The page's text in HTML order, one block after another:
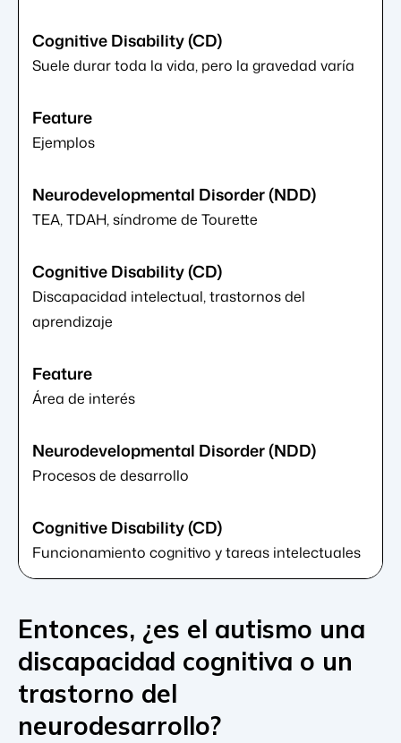
Suele durar toda la vida, pero la gravedad varía
Ejemplos
TEA, TDAH, síndrome de Tourette
Discapacidad intelectual, trastornos del
aprendizaje
Área de interés
Procesos de desarrollo
Funcionamiento cognitivo y tareas intelectuales
Entonces, ¿es el autismo una
discapacidad cognitiva o un
trastorno del
neurodesarrollo?